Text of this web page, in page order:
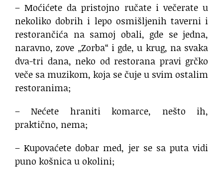
– Moćićete da pristojno ručate i večerate u
nekoliko dobrih i lepo osmišljenih taverni i
restorančića na samoj obali, gde se jedna,
naravno, zove „Zorba“ i gde, u krug, na svaka
dva-tri dana, neko od restorana pravi grčko
veče sa muzikom, koja se čuje u svim ostalim
restoranima;
– Nećete hraniti komarce, nešto ih,
praktično, nema;
– Kupovaćete dobar med, jer se sa puta vidi
puno košnica u okolini;